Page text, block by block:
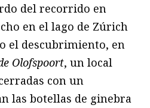
del recorrido en
en el lago de Zúrich
el descubrimiento, en
Olofspoort, un local
con un
las botellas de ginebra